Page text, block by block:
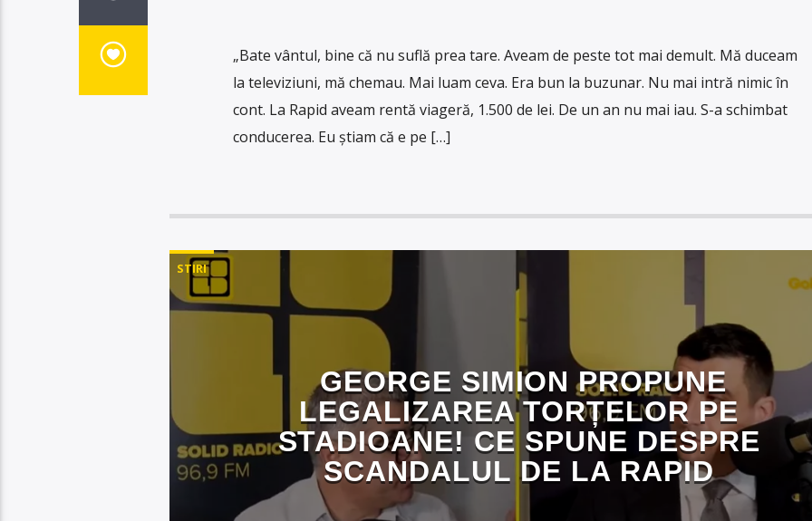
„Bate vântul, bine că nu suflă prea tare. Aveam de peste tot mai demult. Mă duceam
la televiziuni, mă chemau. Mai luam ceva. Era bun la buzunar. Nu mai intră nimic în
cont. La Rapid aveam rentă viageră, 1.500 de lei. De un an nu mai iau. S-a schimbat
conducerea. Eu știam că e pe […]
STIRI
GEORGE SIMION PROPUNE
LEGALIZAREA TORȚELOR PE
STADIOANE! CE SPUNE DESPRE
SCANDALUL DE LA RAPID